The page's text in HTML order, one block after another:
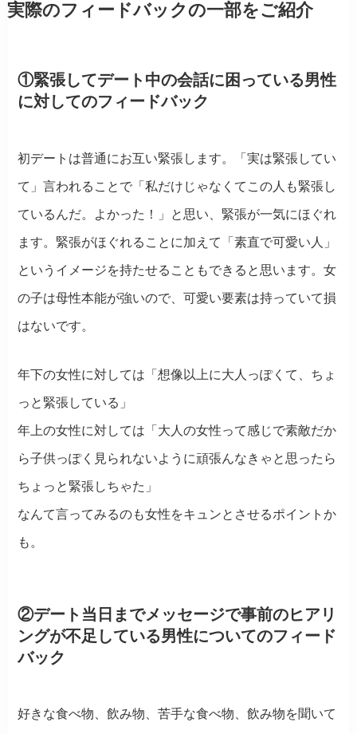
実際のフィードバックの一部をご紹介
①緊張してデート中の会話に困っている男性
に対してのフィードバック
初デートは普通にお互い緊張します。「実は緊張してい
て」言われることで「私だけじゃなくてこの人も緊張し
ているんだ。よかった！」と思い、緊張が一気にほぐれ
ます。緊張がほぐれることに加えて「素直で可愛い人」
というイメージを持たせることもできると思います。女
の子は母性本能が強いので、可愛い要素は持っていて損
はないです。
年下の女性に対しては「想像以上に大人っぽくて、ちょ
っと緊張している」
年上の女性に対しては「大人の女性って感じで素敵だか
ら子供っぽく見られないように頑張んなきゃと思ったら
ちょっと緊張しちゃた」
なんて言ってみるのも女性をキュンとさせるポイントか
も。
②デート当日までメッセージで事前のヒアリ
ングが不足している男性についてのフィード
バック
好きな食べ物、飲み物、苦手な食べ物、飲み物を聞いて